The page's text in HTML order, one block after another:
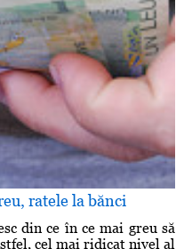
ratele la bănci
din ce în ce mai greu să
cel mai ridicat nivel al